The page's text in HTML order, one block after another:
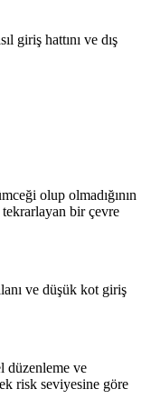
giriş hattını ve dış
olup olmadığının
tekrarlayan bir çevre
ve düşük kot giriş
düzenleme ve
risk seviyesine göre